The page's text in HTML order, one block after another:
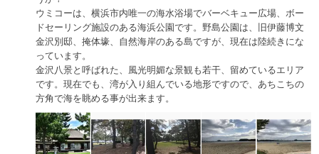
ウミコーは、横浜市内唯一の海水浴場でバーベキュー広場、ボー
ドセーリング施設のある海浜公園です。野島公園は、旧伊藤博文
金沢別邸、掩体壕、自然海岸のある島ですが、現在は陸続きにな
っています。
金沢八景と呼ばれた、風光明媚な景観も若干、留めているエリア
です。現在でも、湾が入り組んでいる地形ですので、あちこちの
方角で海を眺める事が出来ます。